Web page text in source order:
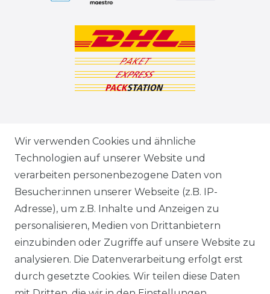
VERSANDARTEN & -KOSTEN
GEWERBETREIBENDE?
HILFE
KONTAKT
ANFAHRT
Wir verwenden Cookies und ähnliche
Technologien auf unserer Website und
verarbeiten personenbezogene Daten von
Besucher:innen unserer Webseite (z.B. IP-
Adresse), um z.B. Inhalte und Anzeigen zu
personalisieren, Medien von Drittanbietern
einzubinden oder Zugriffe auf unsere Website zu
analysieren. Die Datenverarbeitung erfolgt erst
durch gesetzte Cookies. Wir teilen diese Daten